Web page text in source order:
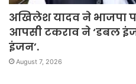
अखिलेश यादव ने भाजपा
आपसी टकराव ने ‘डबल
इंजन’.
August 7, 2026